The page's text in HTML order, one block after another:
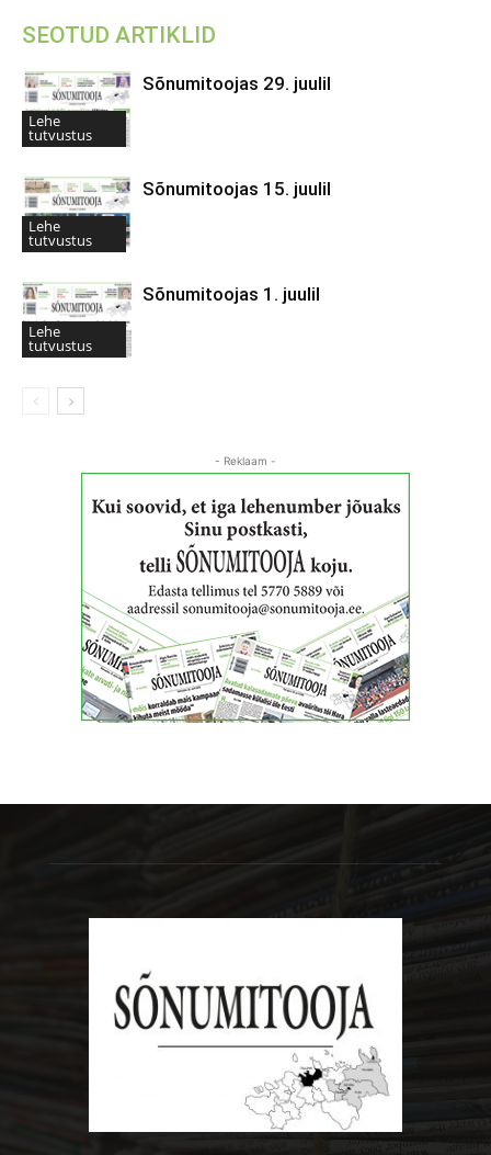
SEOTUD ARTIKLID
Lehe
tutvustus
Sõnumitoojas 29. juulil
Lehe
tutvustus
Sõnumitoojas 15. juulil
Lehe
tutvustus
Sõnumitoojas 1. juulil
- Reklaam -